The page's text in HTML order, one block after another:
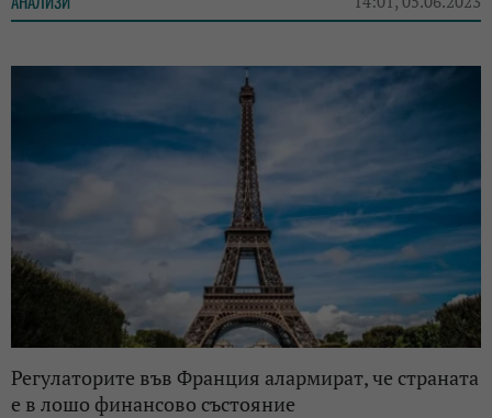
Регулаторите във Франция алармират, че страната
е в лошо финансово състояние